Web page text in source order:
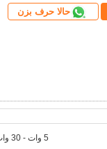
حالا حرف بزن
5 وات - 30 وات